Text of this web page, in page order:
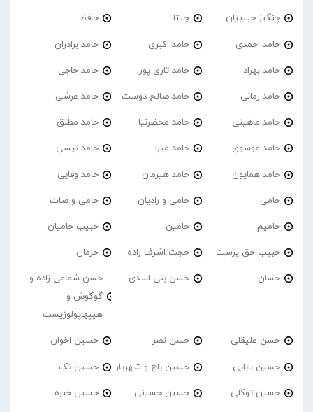
چنگیز حبیبیان چیتا حافظ
حامد احمدی حامد اکبری حامد برادران
حامد بهراد حامد تاری پور حامد حاجی
حامد زمانی حامد صالح دوست حامد عرشی
حامد ماهینی حامد محضرنیا حامد مطلق
حامد موسوی حامد میرا حامد نیسی
حامد همایون حامد هیرمان حامد وفایی
حامی حامی و رادیان حامی و صات
حامیم حامین حبیب حامیان
حبیب حق پرست حجت اشرف زاده حرمان
حسان حسن بنی اسدی
حسن شماعی زاده و
گوگوش و
هیپهاپولوژیست
حسن علیقلی حسن نصر حسین اخوان
حسین بابایی حسین باج و شهریار حسین تک
حسین توکلی حسین حسینی حسین خبره